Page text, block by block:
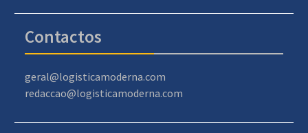
Contactos
geral@logisticamoderna.com
redaccao@logisticamoderna.com